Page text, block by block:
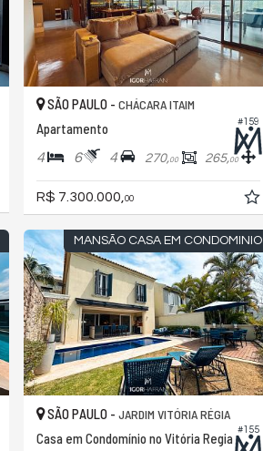
#159
SÃO PAULO - CHÁCARA ITAIM
Apartamento
4 6 4 270,00 265,00
R$ 7.300.000, 00
MANSÃO CASA EM CONDOMINIO
#155
SÃO PAULO - JARDIM VITÓRIA RÉGIA
Casa em Condomínio no Vitória Regia